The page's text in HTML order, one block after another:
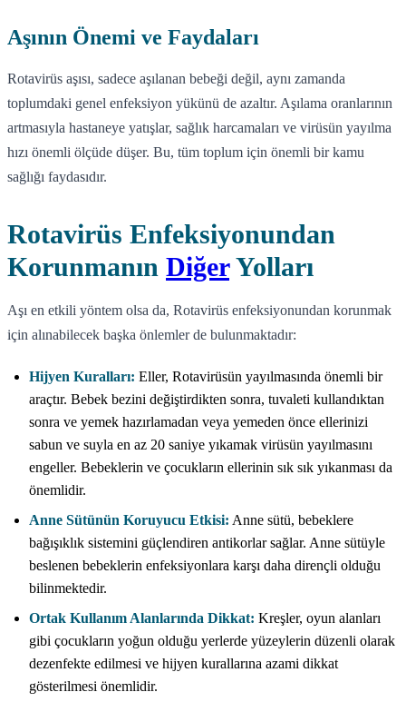
Aşının Önemi ve Faydaları
Rotavirüs aşısı, sadece aşılanan bebeği değil, aynı zamanda
toplumdaki genel enfeksiyon yükünü de azaltır. Aşılama oranlarının
artmasıyla hastaneye yatışlar, sağlık harcamaları ve virüsün yayılma
hızı önemli ölçüde düşer. Bu, tüm toplum için önemli bir kamu
sağlığı faydasıdır.
Rotavirüs Enfeksiyonundan
Korunmanın DiğerYolları
Aşı en etkili yöntem olsa da, Rotavirüs enfeksiyonundan korunmak
için alınabilecek başka önlemler de bulunmaktadır:
Hijyen Kuralları: Eller, Rotavirüsün yayılmasında önemli bir
araçtır. Bebek bezini değiştirdikten sonra, tuvaleti kullandıktan
sonra ve yemek hazırlamadan veya yemeden önce ellerinizi
sabun ve suyla en az 20 saniye yıkamak virüsün yayılmasını
engeller. Bebeklerin ve çocukların ellerinin sık sık yıkanması da
önemlidir.
Anne Sütünün Koruyucu Etkisi: Anne sütü, bebeklere
bağışıklık sistemini güçlendiren antikorlar sağlar. Anne sütüyle
beslenen bebeklerin enfeksiyonlara karşı daha dirençli olduğu
bilinmektedir.
Ortak Kullanım Alanlarında Dikkat: Kreşler, oyun alanları
gibi çocukların yoğun olduğu yerlerde yüzeylerin düzenli olarak
dezenfekte edilmesi ve hijyen kurallarına azami dikkat
gösterilmesi önemlidir.